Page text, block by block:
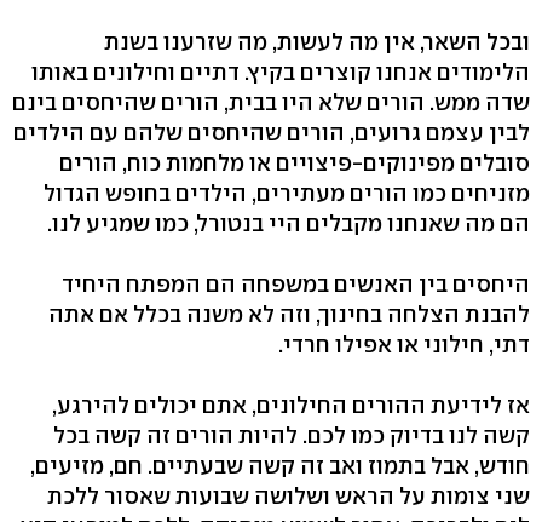
ובכל השאר, אין מה לעשות, מה שזרענו בשנת
הלימודים אנחנו קוצרים בקיץ. דתיים וחילונים באותו
שדה ממש. הורים שלא היו בבית, הורים שהיחסים בינם
לבין עצמם גרועים, הורים שהיחסים שלהם עם הילדים
סובלים מפינוקים-פיצויים או מלחמות כוח, הורים
מזניחים כמו הורים מעתירים, הילדים בחופש הגדול
הם מה שאנחנו מקבלים היי בנטורל, כמו שמגיע לנו.
היחסים בין האנשים במשפחה הם המפתח היחיד
להבנת הצלחה בחינוך, וזה לא משנה בכלל אם אתה
דתי, חילוני או אפילו חרדי.
אז לידיעת ההורים החילונים, אתם יכולים להירגע,
קשה לנו בדיוק כמו לכם. להיות הורים זה קשה בכל
חודש, אבל בתמוז ואב זה קשה שבעתיים. חם, מזיעים,
שני צומות על הראש ושלושה שבועות שאסור ללכת